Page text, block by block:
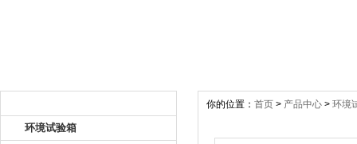
环境试验箱
你的位置： 首页 > 产品中心 > 环境